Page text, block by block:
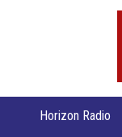
Horizon Radio